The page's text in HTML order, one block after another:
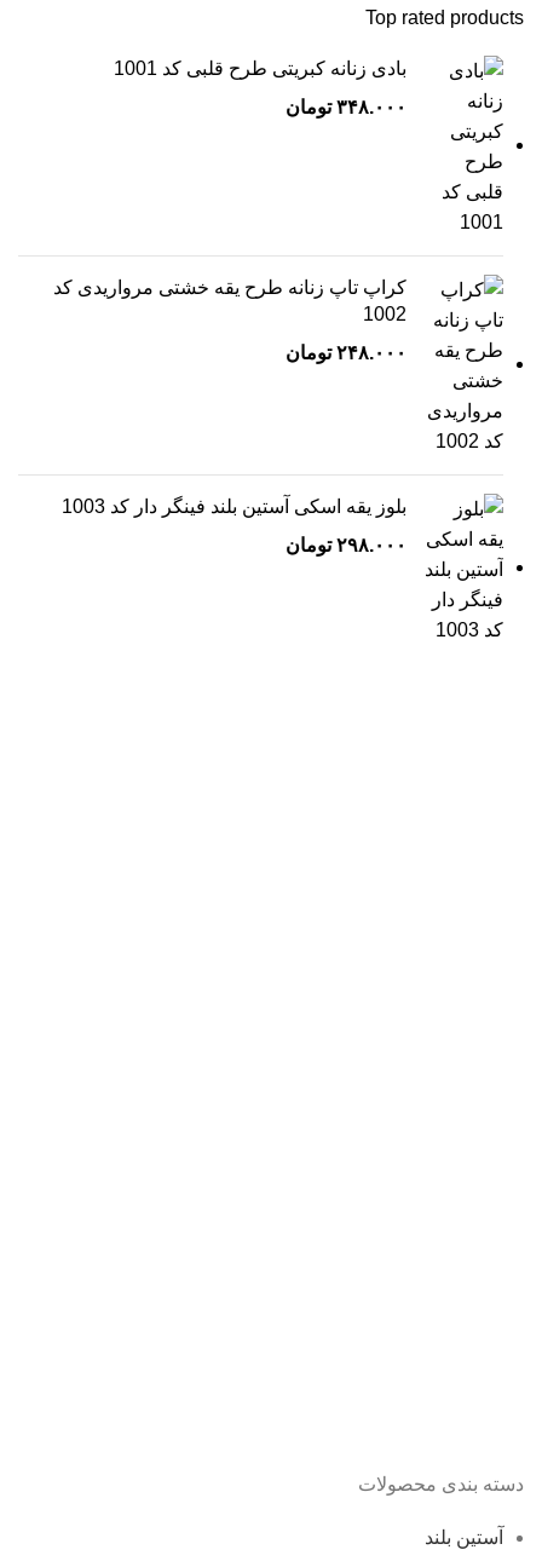
Top rated products
بادی زنانه کبریتی طرح قلبی کد 1001
۳۴۸.۰۰۰ تومان
کراپ تاپ زنانه طرح یقه خشتی مرواریدی کد
1002
۲۴۸.۰۰۰ تومان
بلوز یقه اسکی آستین بلند فینگر دار کد 1003
۲۹۸.۰۰۰ تومان
دسته بندی محصولات
آستین بلند